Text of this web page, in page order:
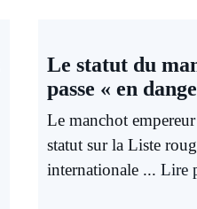
Le statut du
passe « en
Le manchot
statut sur la Liste
internationale ... Lire